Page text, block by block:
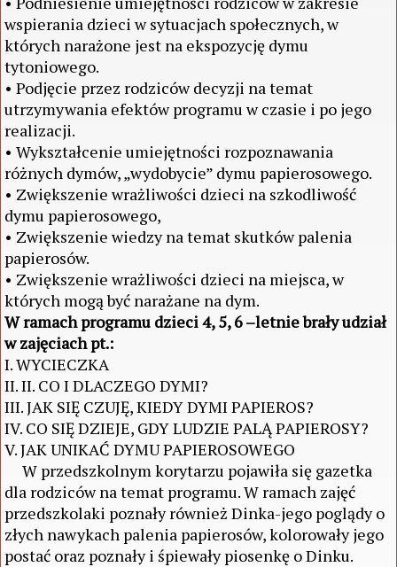
wspierania dzieci w sytuacjach społecznych, w
których narażone jest na ekspozycję dymu
tytoniowego.
• Podjęcie przez rodziców decyzji na temat
utrzymywania efektów programu w czasie i po jego
realizacji.
• Wykształcenie umiejętności rozpoznawania
różnych dymów, „wydobycie” dymu papierosowego.
• Zwiększenie wrażliwości dzieci na szkodliwość
dymu papierosowego,
• Zwiększenie wiedzy na temat skutków palenia
papierosów.
• Zwiększenie wrażliwości dzieci na miejsca, w
których mogą być narażane na dym.
W ramach programu dzieci 4, 5, 6 –letnie brały udział
w zajęciach pt.:
I. WYCIECZKA
II. II. CO I DLACZEGO DYMI?
III. JAK SIĘ CZUJĘ, KIEDY DYMI PAPIEROS?
IV. CO SIĘ DZIEJE, GDY LUDZIE PALĄ PAPIEROSY?
V. JAK UNIKAĆ DYMU PAPIEROSOWEGO
W przedszkolnym korytarzu pojawiła się gazetka
dla rodziców na temat programu. W ramach zajęć
przedszkolaki poznały również Dinka-jego poglądy o
złych nawykach palenia papierosów, kolorowały jego
postać oraz poznały i śpiewały piosenkę o Dinku.